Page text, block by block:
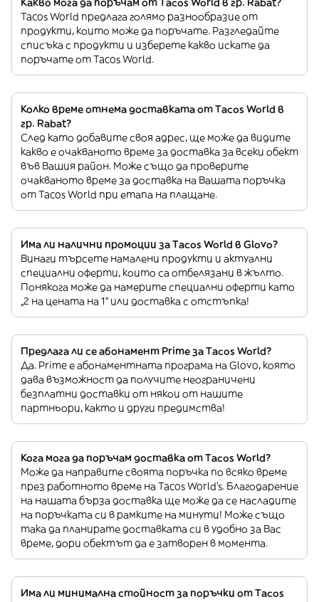
Tacos World предлага голямо разнообразие от
продукти, които може да поръчате. Разгледайте
списъка с продукти и изберете какво искате да
поръчате от Tacos World.
Колко време отнема доставката от Tacos World в
гр. Rabat?
След като добавите своя адрес, ще може да видите
какво е очакваното време за доставка за всеки обект
във Вашия район. Може също да проверите
очакваното време за доставка на Вашата поръчка
от Tacos World при етапа на плащане.
Има ли налични промоции за Tacos World в Glovo?
Винаги търсете намалени продукти и актуални
специални оферти, които са отбелязани в жълто.
Понякога може да намерите специални оферти като
„2 на цената на 1“ или доставка с отстъпка!
Предлага ли се абонамент Prime за Tacos World?
Да. Prime е абонаментната програма на Glovo, която
дава възможност да получите неограничени
безплатни доставки от някои от нашите
партньори, както и други предимства!
Кога мога да поръчам доставка от Tacos World?
Може да направите своята поръчка по всяко време
през работното време на Tacos World’s. Благодарение
на нашата бърза доставка ще може да се насладите
на поръчката си в рамките на минути! Може също
така да планирате доставката си в удобно за Вас
време, дори обектът да е затворен в момента.
Има ли минимална стойност за поръчки от Tacos